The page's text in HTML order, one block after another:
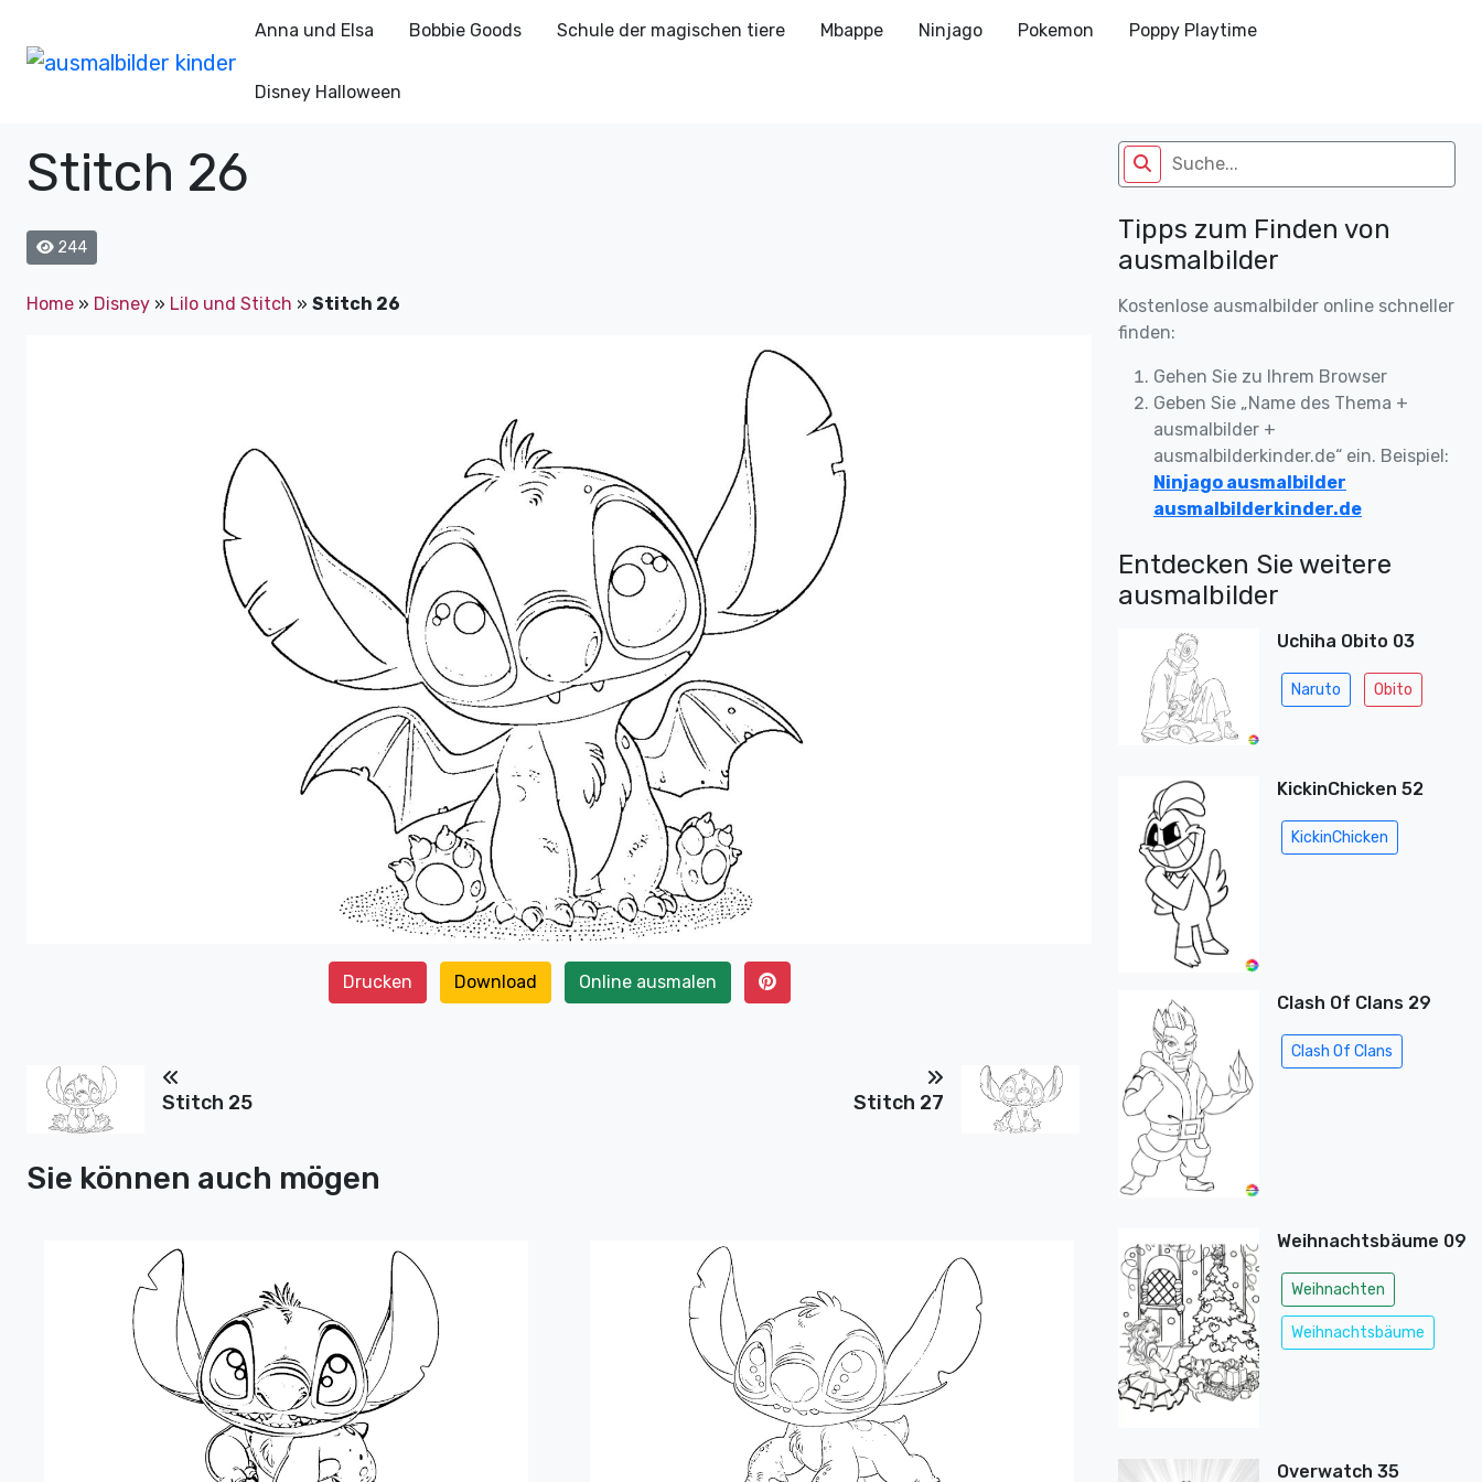
Anna und Elsa Bobbie Goods Schule der magischen tiere Mbappe Ninjago Pokemon Poppy Playtime
Disney Halloween
Stitch 26
244
Home » Disney » Lilo und Stitch » Stitch 26
Drucken Download Online ausmalen
Stitch 25 Stitch 27
Sie können auch mögen
Tipps zum Finden von
ausmalbilder
Kostenlose ausmalbilder online schneller
finden:
Gehen Sie zu Ihrem Browser
Geben Sie „Name des Thema +
ausmalbilder +
ausmalbilderkinder.de“ ein. Beispiel:
Ninjago ausmalbilder
ausmalbilderkinder.de
Entdecken Sie weitere
ausmalbilder
Uchiha Obito 03
Naruto Obito
KickinChicken 52
KickinChicken
Clash Of Clans 29
Clash Of Clans
Weihnachtsbäume 09
Weihnachten
Weihnachtsbäume
Overwatch 35